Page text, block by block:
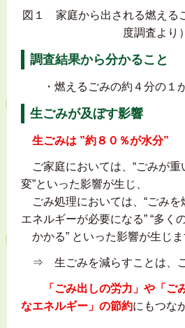
図１ 家庭から出される燃える
度調査より）
調査結果から分かること
・燃えるごみの約４分の１
生ごみが及ぼす影響
生ごみは ”約８０％が水分”
ご家庭においては、“ごみが重
変”といった影響が生じ、
ごみ処理においては、“ごみを
エネルギーが必要になる” “多く
かかる” といった影響が生じま
⇒ 生ごみを減らすことは、ご
「ごみ出しの労力」や「ご
なエネルギー」の節約にもつな